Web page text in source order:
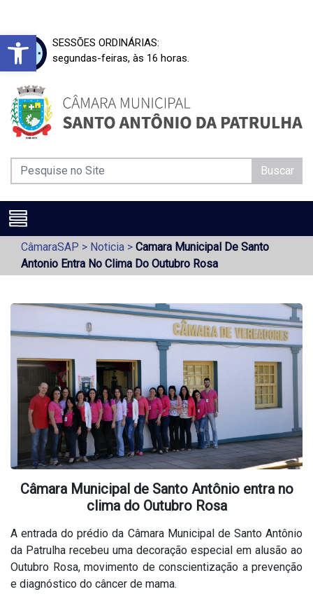
Barra de Ferramentas Aberta
SESSÕES ORDINÁRIAS:
segundas-feiras, às 16 horas.
Buscar
CâmaraSAP > Noticia > Camara Municipal De Santo
Antonio Entra No Clima Do Outubro Rosa
Câmara Municipal de Santo Antônio entra no
clima do Outubro Rosa
A entrada do prédio da Câmara Municipal de Santo Antônio
da Patrulha recebeu uma decoração especial em alusão ao
Outubro Rosa, movimento de conscientização a prevenção
e diagnóstico do câncer de mama.